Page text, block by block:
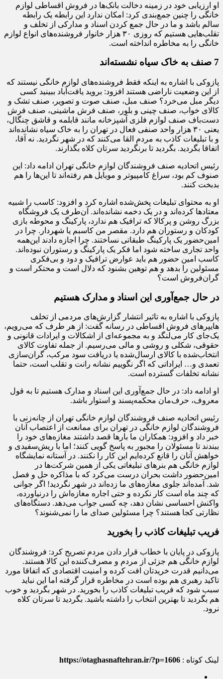
او ارزیابی خود در زمینه دخالت بانک‌ها در فروش اقساطی لوازم
خانگی را چنین جمع‌بندی کرد: امکان ندارد این رابطه یک رابطه
سالم باشد و ما در حال جمع کردن اسناد و مدارکی از تخلف و
تقلب‌هایی هستیم که روزی ۳۰ هزار خانوار فروشنده‌های انواع لوازم
خانگی را به مخاطره انداخته است.
7 صنف به خاک سیاه نشسته‌اند
پازوکی با اشاره به اینکه فقط فروشنده‌های لوازم خانگی نیستند که
از این وضعیت ناراضی هستند افزود: بروید یافت‌آباد ببینید کسی
دیگر مبل می‌خرد؟ صنف مبل، صنف صوت و تصویر، صنف تشک و
کالای خواب، صنف چینی و بلور، صنف فرش ماشینی، صنف فرش
دست‌باف صنف لوازم فلزی آشپزخانه مانند قابلمه و قاشق چنگال،
یعنی ۳۰ هزار واحد صنفی فعال در تهران را به خاک سیاه نشانده‌اند
و با تبلیغات کاذب به مردم القا می‌کنند که در شهر نگردید. نه آقا،
اتفاقا بگردید. بگردید تا برنگردید سرتان کلاه بگذارند.
رئیس اتحادیه صنف فروشندگان لوازم خانگی تهران ادامه داد: این
صنوف کم بود، سراغ کامپیوتر و موبایل هم رفته‌اند تا این‌ها را هم
بدبخت کنند.
او به محتوای تبلیغات پخش‌شده اشاره کرد و افزود: کاسب را شبیه
معتادها کرده‌اند و در یک دخمه نشانده‌اند. آن‌طرف یک فروشگاه
بزرگ روشن و پرکالا که ترافیک هم ندارد، پارکینگ و محوطه بازی
کودکان و رستوران هم دارد. مقصر من کاسبم یا شهردار. چرا در
امین‌حضور یک پارکینگ طبقاتی نساختند. چرا اجازه دادند این‌همه
واحد تجاری ساخته شود اما فکر یک پارکینگ و رستوران نبوده‌اند.
کاسب امین حضور هم باید عوارض ترافیک و دود و بی‌فکری
مسئولین را بدهد و هم توهین بشنود که دلال است و محتکر است و
گران‌فروش است؟
در حال جمع‌آوری این اسناد و مدارک هستیم
پازوکی با اشاره به تاثیر انتشار گزارش‌های مردمی از تخلف
هایپرهای فروش اقساطی در رسانه گفت: از هر طرف که می‌رویم،
یک‌جای کار می‌لنگد و به مجموعه‌ای از اشکالات و ایرادات قانونی و
حقوقی، شکلی و روشی و مالی می‌رسیم. از جمله تفاوت کالای
انتخاب‌شده با کالای ارسال‌شده یا دریافت سود مرکب، گران‌سازی
تعمدی و… ایراداتی که اگر نگوییم نشانه رانت و تقلب است، حتما
نشانه تخلفات گسترده است.
او ادامه داد: در حال جمع‌آوری این اسناد و مدارک هستیم تا به قول
معروف، حرف‌مان محکمه‌پسند و استوار باشد.
رئیس اتحادیه صنف فروشندگان لوازم خانگی تهران از چانه‌زنی با
فروشندگان لوازم خانگی در تهران برای ممانعت از اعتصاب آنان
خبر داد و افزود: همکاران ما بارها قصد داشتند مغازه‌های خود را
ببندند تا مسئولان را مجبور به پاسخ‎ گویی کنند؛ اما با ریش‌سفیدی و
خواهش آنان را قانع کرده‌ایم این کار را نکنند. در آستانه نمایشگاه
لوازم خانگی هم بنرهای تبلیغاتی یکی از همین شرکت‌ها در
امین‌حضور داشت بحران درست می‌کرد که با مذاکره حل و فصل
شد. آمده‌اند جلوی مغازه‌های ما زده‌اند در شهر نگردید! اگر جوانی
که چند ماه است کار نکرده و حتی اجاره مغازه‌اش را درنیاورده،
واکنش احساسی نشان دهد، چه کسی جواب می‌دهد. دستگاه‌های
نظارتی کجا هستند؟ چرا مسئولین صدای ما را نمی‌شنوند؟
فریب تبلیغات کاذب را بخورید
پازوکی در پایان با خطاب قرار دادن مردم تصریح کرد: فروشندگان
لوازم خانگی هم جزئی از مردم و مصرف‌کننده این کالا هستند.
می‌دانیم قدرت خریدتان افت کرده و امنیت اقتصادی که اتفاقا مورد
تاکید رهبری هم بوده است در مخاطره قرار گرفته اما این نباید
سبب شود که فریب تبلیغات کاذب را بخورید. در شهر بگردید و خوب
هم بگردید تا بهترین انتخاب را داشته باشید. بگردید تا سرتان کلاه
نرود.
لینک کوتاه : https://otaghasnaftehran.ir/?p=1606